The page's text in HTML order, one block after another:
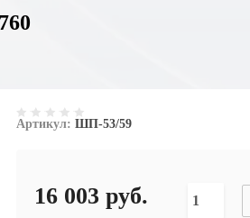
Артикул: ШП-53/59
16 003 руб.